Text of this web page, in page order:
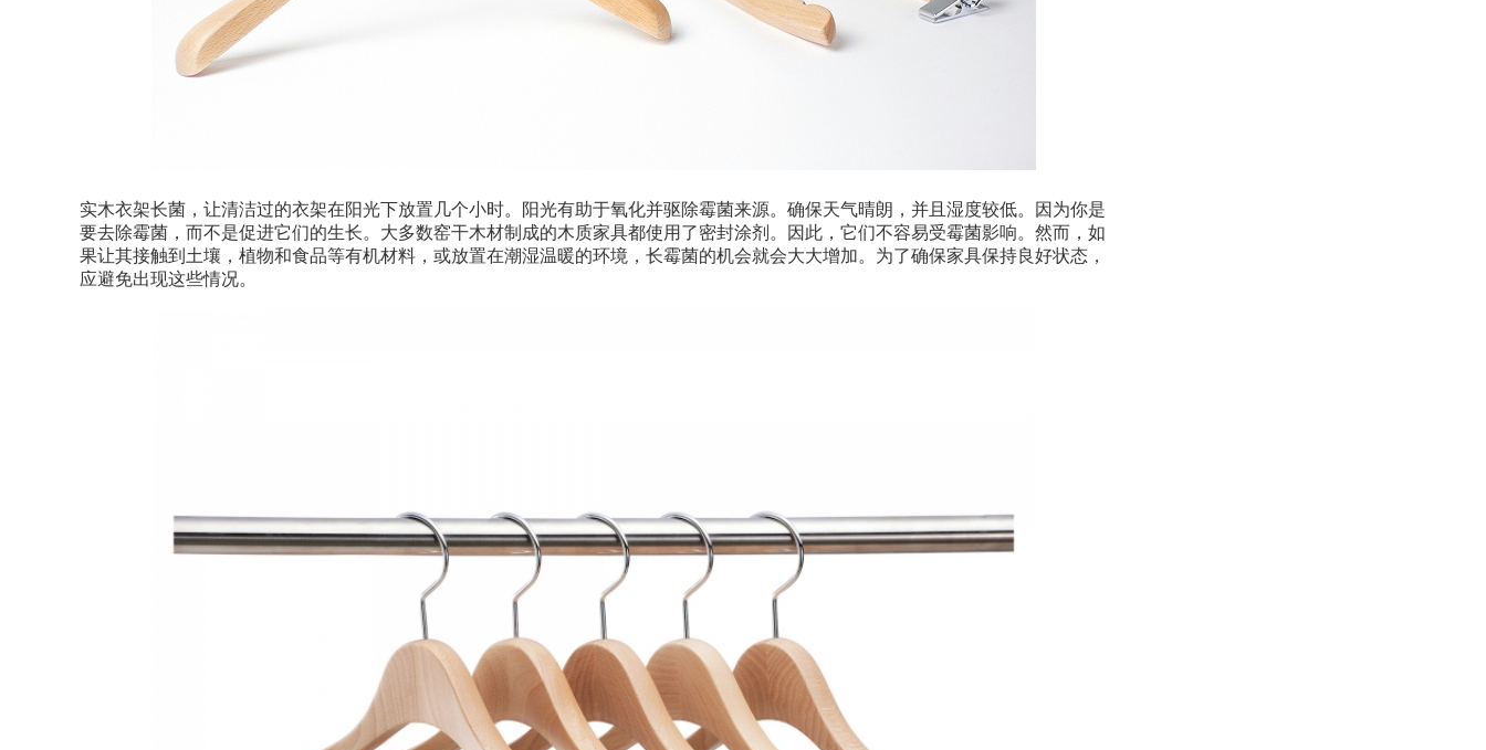
实木衣架长菌，让清洁过的衣架在阳光下放置几个小时。阳光有助于氧化并驱除霉菌来源。确保天气晴朗，并且湿度较低。因为你是
要去除霉菌，而不是促进它们的生长。大多数窑干木材制成的木质家具都使用了密封涂剂。因此，它们不容易受霉菌影响。然而，如
果让其接触到土壤，植物和食品等有机材料，或放置在潮湿温暖的环境，长霉菌的机会就会大大增加。为了确保家具保持良好状态，
应避免出现这些情况。